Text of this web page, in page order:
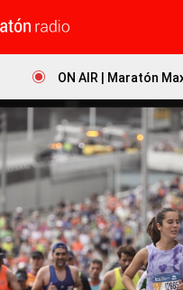
ON AIR | Maratón